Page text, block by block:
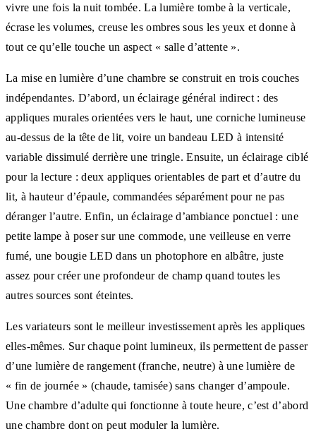
vivre une fois la nuit tombée. La lumière tombe à la verticale,
écrase les volumes, creuse les ombres sous les yeux et donne à
tout ce qu’elle touche un aspect « salle d’attente ».
La mise en lumière d’une chambre se construit en trois couches
indépendantes. D’abord, un éclairage général indirect : des
appliques murales orientées vers le haut, une corniche lumineuse
au-dessus de la tête de lit, voire un bandeau LED à intensité
variable dissimulé derrière une tringle. Ensuite, un éclairage ciblé
pour la lecture : deux appliques orientables de part et d’autre du
lit, à hauteur d’épaule, commandées séparément pour ne pas
déranger l’autre. Enfin, un éclairage d’ambiance ponctuel : une
petite lampe à poser sur une commode, une veilleuse en verre
fumé, une bougie LED dans un photophore en albâtre, juste
assez pour créer une profondeur de champ quand toutes les
autres sources sont éteintes.
Les variateurs sont le meilleur investissement après les appliques
elles-mêmes. Sur chaque point lumineux, ils permettent de passer
d’une lumière de rangement (franche, neutre) à une lumière de
« fin de journée » (chaude, tamisée) sans changer d’ampoule.
Une chambre d’adulte qui fonctionne à toute heure, c’est d’abord
une chambre dont on peut moduler la lumière.